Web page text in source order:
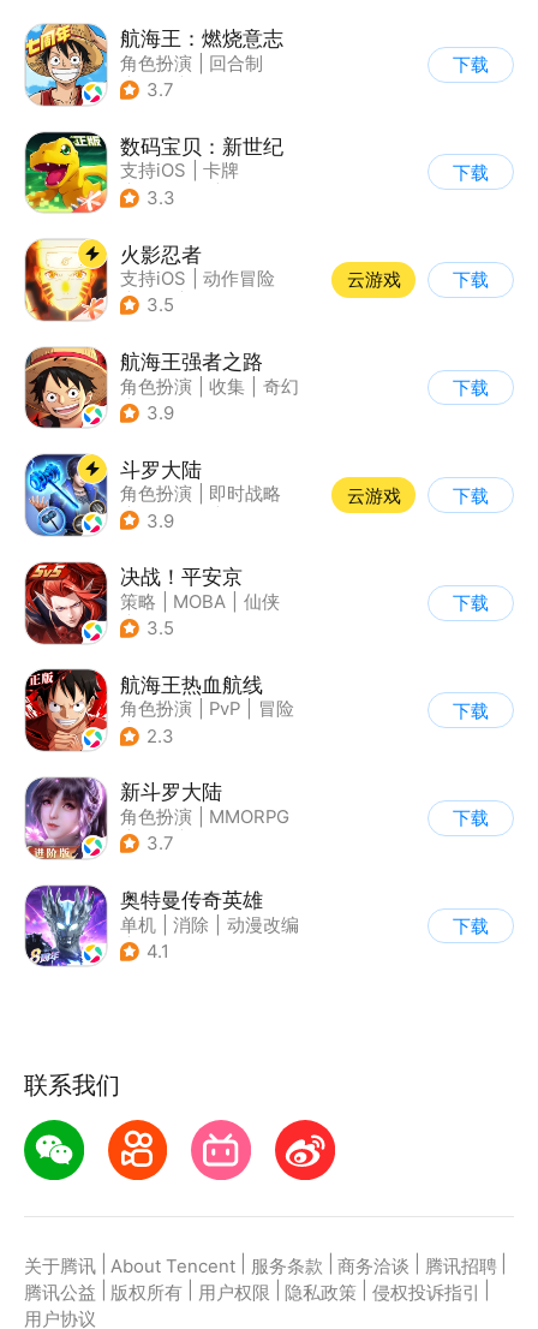
航海王：燃烧意志
角色扮演
回合制
| 奇幻
3.7
下载
数码宝贝：新世纪
支持iOS
卡牌
| 动漫改编
3.3
下载
火影忍者
支持iOS
动作冒险
| 格斗
3.5
云游戏 下载
航海王强者之路
角色扮演 收集
奇幻
| 海贼王
3.9
下载
斗罗大陆
角色扮演
即时战略
| 小说改编
3.9
云游戏 下载
决战！平安京
策略 MOBA
仙侠
| 阴阳师
3.5
下载
航海王热血航线
角色扮演 PvP
冒险
| 海贼王
2.3
下载
新斗罗大陆
角色扮演
MMORPG
| 奇幻
3.7
下载
奥特曼传奇英雄
单机 消除
动漫改编
| 奥特曼
4.1
下载
联系我们
关于腾讯 About Tencent 服务条款 商务洽谈 腾讯招聘
腾讯公益
版权所有 用户权限 隐私政策 侵权投诉指引
用户协议